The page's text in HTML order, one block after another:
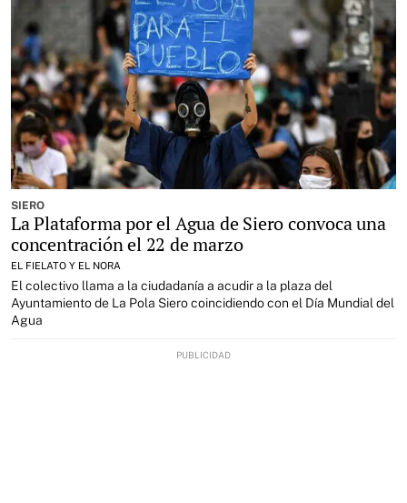
SIERO
La Plataforma por el Agua de Siero convoca una
concentración el 22 de marzo
EL FIELATO Y EL NORA
El colectivo llama a la ciudadanía a acudir a la plaza del
Ayuntamiento de La Pola Siero coincidiendo con el Día Mundial del
Agua